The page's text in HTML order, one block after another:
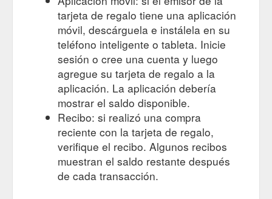
tarjeta de regalo tiene una aplicación
móvil, descárguela e instálela en su
teléfono inteligente o tableta. Inicie
sesión o cree una cuenta y luego
agregue su tarjeta de regalo a la
aplicación. La aplicación debería
mostrar el saldo disponible.
Recibo: si realizó una compra
reciente con la tarjeta de regalo,
verifique el recibo. Algunos recibos
muestran el saldo restante después
de cada transacción.